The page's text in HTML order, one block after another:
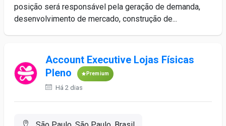
posição será responsável pela geração de demanda,
desenvolvimento de mercado, construção de...
Account Executive Lojas Físicas
Pleno
Premium
Há 2 dias